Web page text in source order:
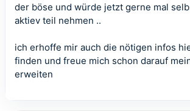
der böse und würde jetzt gerne mal
aktiev teil nehmen ..
ich erhoffe mir auch die nötigen infos
finden und freue mich schon darauf
erweiten